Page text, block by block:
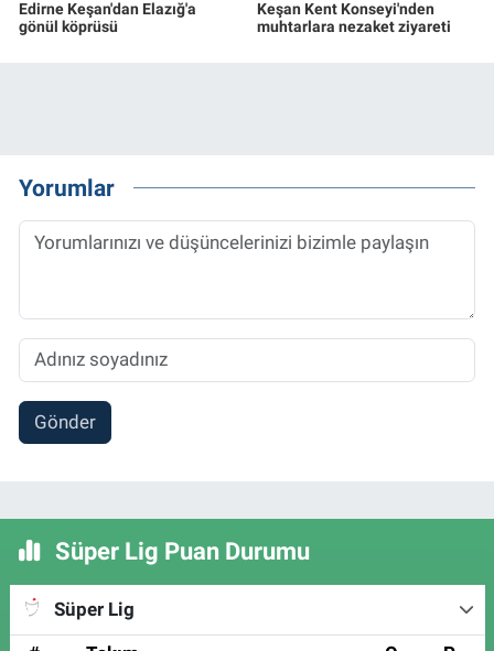
Edirne Keşan'dan Elazığ'a
gönül köprüsü
Keşan Kent Konseyi'nden
muhtarlara nezaket ziyareti
Yorumlar
Gönder
Süper Lig Puan Durumu
Süper Lig